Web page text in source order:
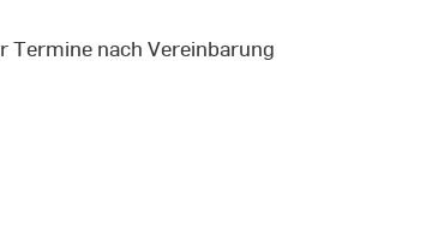
Termine nach Vereinbarung